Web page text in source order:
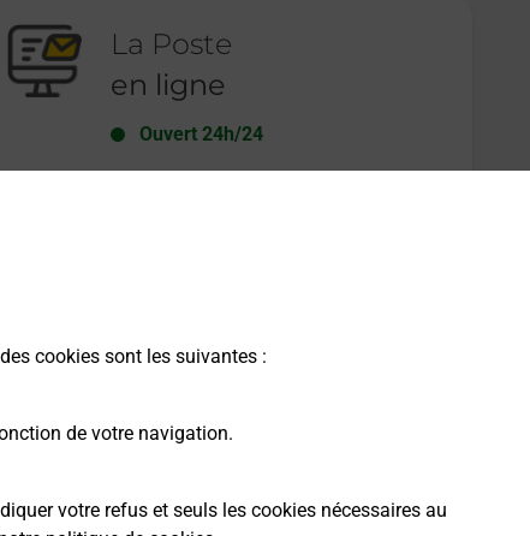
cookies sont les suivantes :
de votre navigation.
votre refus et seuls les cookies nécessaires au
La Poste
en ligne
Ouvert 24h/24